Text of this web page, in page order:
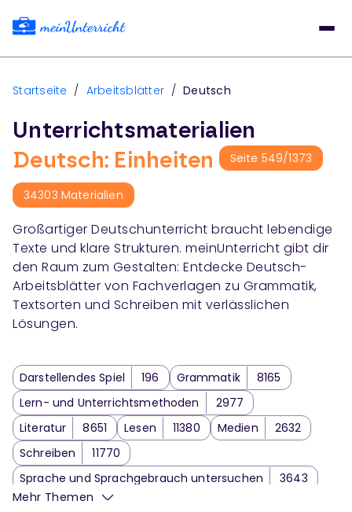
Startseite / Arbeitsblätter / Deutsch
Unterrichtsmaterialien
Deutsch: Einheiten
Seite 549/1373
34303 Materialien
Großartiger Deutschunterricht braucht lebendige
Texte und klare Strukturen. meinUnterricht gibt dir
den Raum zum Gestalten: Entdecke Deutsch-
Arbeitsblätter von Fachverlagen zu Grammatik,
Textsorten und Schreiben mit verlässlichen
Lösungen.
Darstellendes Spiel 196 Grammatik
8165
Lern- und Unterrichtsmethoden
2977
Literatur
8651 Lesen 11380 Medien
2632
Schreiben
11770
Sprache und Sprachgebrauch untersuchen
3643
Sprechen und Zuhören
Mehr Themen